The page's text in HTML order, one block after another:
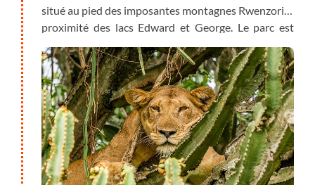
situé au pied des imposantes montagnes Rwenzori, à
proximité des lacs Edward et George. Le parc est
uneabondance d'observations animalières, telles
que des éléphants qui barrissent lorsque vous vous
approchez trop près, un léopard paresseux se
prélasse au soleil, une grande quantité de gazelles et
d’antilopes sauvages, ainsi que deslions, des
buffles, des hippopotameset bien d'autres encore…